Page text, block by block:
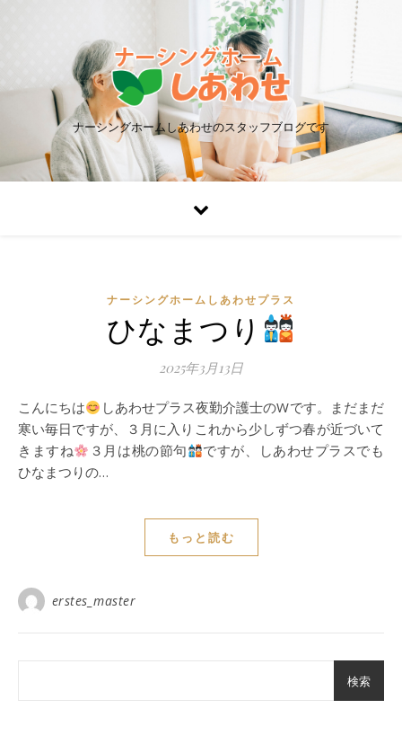
ナーシングホームしあわせのスタッフブログです
ナーシングホームしあわせプラス
ひなまつり
2025年3月13日
こんにちは
しあわせプラス夜勤介護士のWです。まだまだ
寒い毎日ですが、３月に入りこれから少しずつ春が近づいて
きますね
３月は桃の節句
ですが、しあわせプラスでも
ひなまつりの…
もっと読む
erstes_master
検索